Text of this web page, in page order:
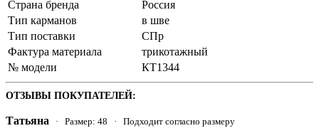
Страна бренда
Россия
Тип карманов
в шве
Тип поставки
СПр
Фактура материала
трикотажный
№ модели
КТ1344
ОТЗЫВЫ ПОКУПАТЕЛЕЙ:
Татьяна · Размер: 48 · Подходит согласно размеру